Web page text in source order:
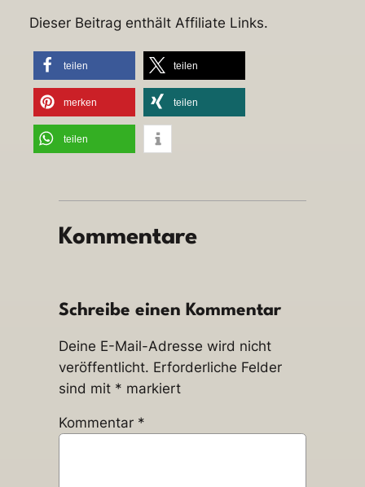
Dieser Beitrag enthält Affiliate Links.
teilen teilen
merken teilen
teilen
Kommentare
Schreibe einen Kommentar
Deine E-Mail-Adresse wird nicht
veröffentlicht. Erforderliche Felder
sind mit * markiert
Kommentar *